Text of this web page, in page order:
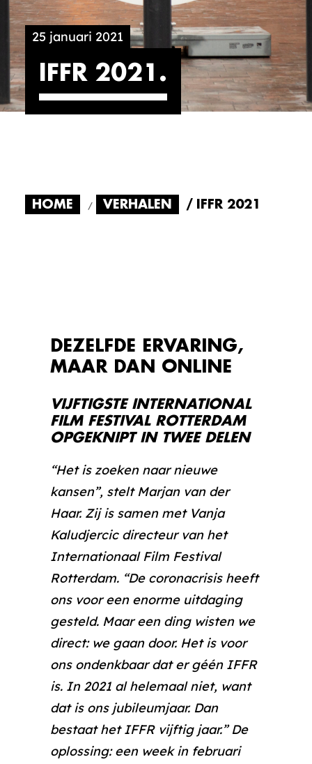
25 januari 2021
IFFR 2021
HOME VERHALEN IFFR 2021
DEZELFDE ERVARING,
MAAR DAN ONLINE
VIJFTIGSTE INTERNATIONAL
FILM FESTIVAL ROTTERDAM
OPGEKNIPT IN TWEE DELEN
“Het is zoeken naar nieuwe
kansen”, stelt Marjan van der
Haar. Zij is samen met Vanja
Kaludjercic directeur van het
Internationaal Film Festival
Rotterdam. “De coronacrisis heeft
ons voor een enorme uitdaging
gesteld. Maar een ding wisten we
direct: we gaan door. Het is voor
ons ondenkbaar dat er géén IFFR
is. In 2021 al helemaal niet, want
dat is ons jubileumjaar. Dan
bestaat het IFFR vijftig jaar.” De
oplossing: een week in februari